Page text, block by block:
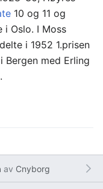
10 og 11 og
i Oslo. I Moss
i 1952 1.prisen
Bergen med Erling
av Cnyborg